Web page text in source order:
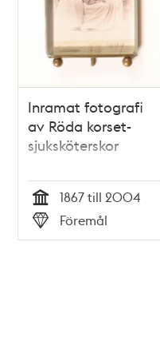
Inramat fotografi
av Röda korset-
sjuksköterskor
Tid
1867 till 2004
Typ
Föremål